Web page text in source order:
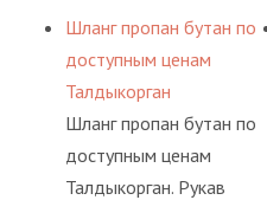
ацетилен) между
определенными
элементами системы.
подачи сжатого
воздуха и различных
типов сжиженного газа
(кислород, аргон, метан,
пропан, бутан,
ацетилен) между
Шланг пропан бутан по
доступным ценам
Талдыкорган
Шланг пропан бутан по
доступным ценам
Талдыкорган. Рукав